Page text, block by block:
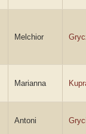
Melchior
Marianna
Antoni